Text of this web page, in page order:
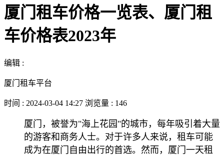
厦门租车价格一览表、厦门租
车价格表2023年
编辑 :
厦门租车平台
时间 : 2024-03-04 14:27 浏览量 : 146
厦门，被誉为"海上花园"的城市，每年吸引着大量
的游客和商务人士。对于许多人来说，租车可能
成为在厦门自由出行的首选。然而，厦门一天租